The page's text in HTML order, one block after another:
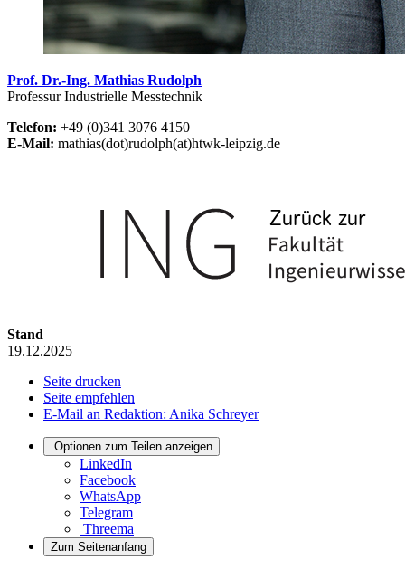
Prof. Dr.-Ing. Mathias Rudolph
Professur Industrielle Messtechnik
Telefon: +49 (0)341 3076 4150
E-Mail: mathias(dot)rudolph(at)htwk-leipzig.de
Stand
19.12.2025
Seite drucken
Seite empfehlen
E-Mail an Redaktion: Anika Schreyer
Optionen zum Teilen anzeigen
LinkedIn
Facebook
WhatsApp
Telegram
Threema
Zum Seitenanfang